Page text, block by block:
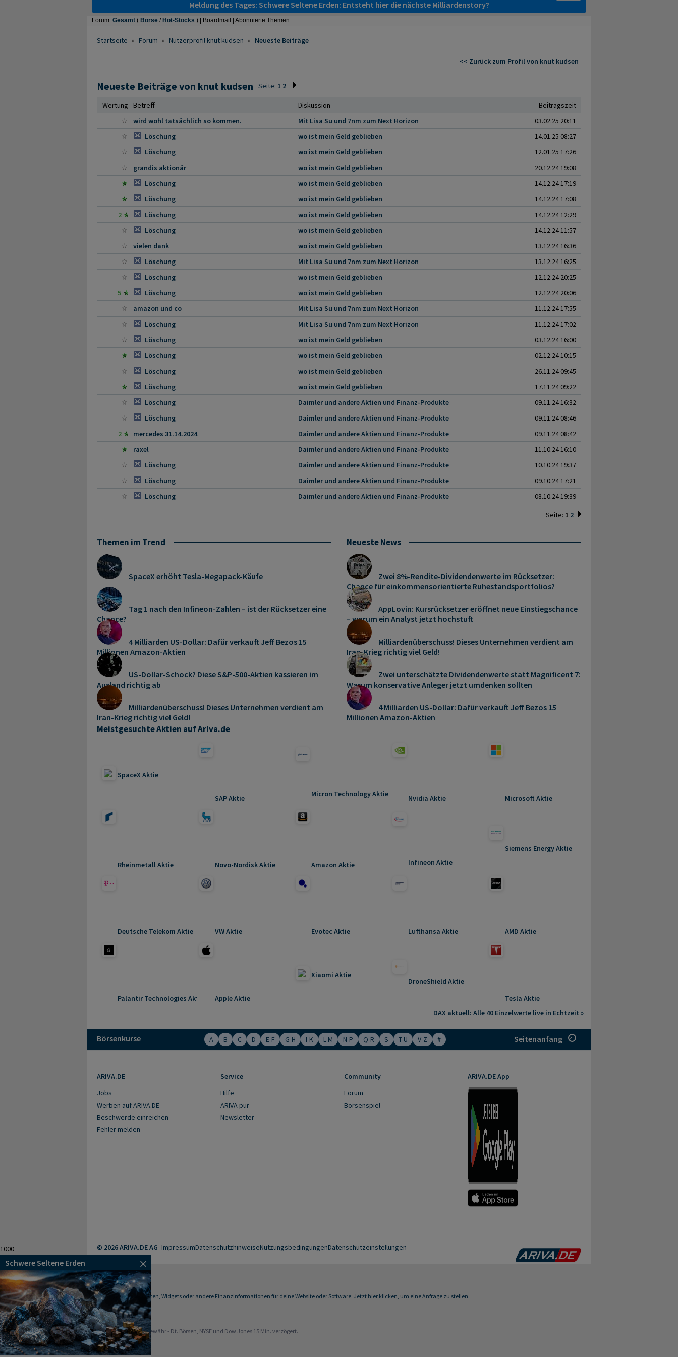
Meldung des Tages: Schwere Seltene Erden: Entsteht hier die nächste Milliardenstory?
Forum: Gesamt ( Börse /Hot-Stocks ) | Boardmail | Abonnierte Themen
Startseite » Forum » Nutzerprofil knut kudsen » Neueste Beiträge
<< Zurück zum Profil von knut kudsen
Neueste Beiträge von knut kudsen Seite: 1 2
Wertung Betreff Diskussion
Beitragszeit
wird wohl tatsächlich so kommen.
Mit Lisa Su und 7nm zum Next Horizon
03.02.25 20:11
Löschung
wo ist mein Geld geblieben
14.01.25 08:27
Löschung
wo ist mein Geld geblieben
12.01.25 17:26
grandis aktionär
wo ist mein Geld geblieben
20.12.24 19:08
Löschung
wo ist mein Geld geblieben
14.12.24 17:19
Löschung
wo ist mein Geld geblieben
14.12.24 17:08
2
Löschung wo ist mein Geld geblieben
14.12.24 12:29
Löschung
wo ist mein Geld geblieben
14.12.24 11:57
vielen dank
wo ist mein Geld geblieben
13.12.24 16:36
Löschung
Mit Lisa Su und 7nm zum Next Horizon
13.12.24 16:25
Löschung
wo ist mein Geld geblieben
12.12.24 20:25
5
Löschung wo ist mein Geld geblieben
12.12.24 20:06
amazon und co
Mit Lisa Su und 7nm zum Next Horizon
11.12.24 17:55
Löschung
Mit Lisa Su und 7nm zum Next Horizon
11.12.24 17:02
Löschung
wo ist mein Geld geblieben
03.12.24 16:00
Löschung
wo ist mein Geld geblieben
02.12.24 10:15
Löschung
wo ist mein Geld geblieben
26.11.24 09:45
Löschung
wo ist mein Geld geblieben
17.11.24 09:22
Löschung
Daimler und andere Aktien und Finanz-Produkte
09.11.24 16:32
Löschung
Daimler und andere Aktien und Finanz-Produkte
09.11.24 08:46
2
mercedes 31.14.2024 Daimler und andere Aktien und Finanz-Produkte
09.11.24 08:42
raxel
Daimler und andere Aktien und Finanz-Produkte
11.10.24 16:10
Löschung
Daimler und andere Aktien und Finanz-Produkte
10.10.24 19:37
Löschung
Daimler und andere Aktien und Finanz-Produkte
09.10.24 17:21
Löschung
Daimler und andere Aktien und Finanz-Produkte 08.10.24 19:39
Seite: 1 2
1000
Schwere Seltene Erden
Themen im Trend
SpaceX erhöht Tesla-Megapack-Käufe
Tag 1 nach den Infineon-Zahlen – ist der Rücksetzer eine
Chance?
4 Milliarden US-Dollar: Dafür verkauft Jeff Bezos 15
Millionen Amazon-Aktien
US-Dollar-Schock? Diese S&P-500-Aktien kassieren im
Ausland richtig ab
Milliardenüberschuss! Dieses Unternehmen verdient am
Iran-Krieg richtig viel Geld!
Neueste News
Zwei 8%-Rendite-Dividendenwerte im Rücksetzer:
Chance für einkommensorientierte Ruhestandsportfolios?
AppLovin: Kursrücksetzer eröffnet neue Einstiegschance
– warum ein Analyst jetzt hochstuft
Milliardenüberschuss! Dieses Unternehmen verdient am
Iran-Krieg richtig viel Geld!
Zwei unterschätzte Dividendenwerte statt Magnificent 7:
Warum konservative Anleger jetzt umdenken sollten
4 Milliarden US-Dollar: Dafür verkauft Jeff Bezos 15
Millionen Amazon-Aktien
Meistgesuchte Aktien auf Ariva.de
SpaceX Aktie
SAP Aktie Micron Technology Aktie Nvidia Aktie Microsoft Aktie
Rheinmetall Aktie Novo-Nordisk Aktie Amazon Aktie Infineon Aktie
Siemens Energy Aktie
Deutsche Telekom Aktie VW Aktie Evotec Aktie Lufthansa Aktie AMD Aktie
Palantir Technologies Aktie Apple Aktie
Xiaomi Aktie
DroneShield Aktie
Tesla Aktie
DAX aktuell: Alle 40 Einzelwerte live in Echtzeit »
Börsenkurse A B C D E-F G-H I-K L-M N-P Q-R S T-U V-Z # Seitenanfang
ARIVA.DE
Jobs
Werben auf ARIVA.DE
Beschwerde einreichen
Fehler melden
Service
Hilfe
ARIVA pur
Newsletter
Community
Forum
Börsenspiel
ARIVA.DE App
© 2026 ARIVA.DE AG–ImpressumDatenschutzhinweiseNutzungsbedingungenDatenschutzeinstellungen
- Kursdaten, Widgets oder andere Finanzinformationen für deine Website oder Software: Jetzt hier klicken, um eine Anfrage zu stellen.
Alle Angaben ohne Gewähr - Dt. Börsen, NYSE und Dow Jones 15 Min. verzögert.
Werbehinweise: